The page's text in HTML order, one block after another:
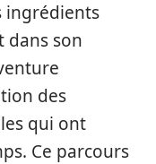
ingrédients
dans son
des
qui ont
Ce parcours